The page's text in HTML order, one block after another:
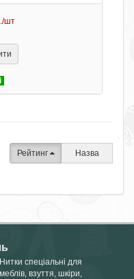
шт
Рейтинг Назва
Нитки спеціальні для
меблів, взуття, шкіри,